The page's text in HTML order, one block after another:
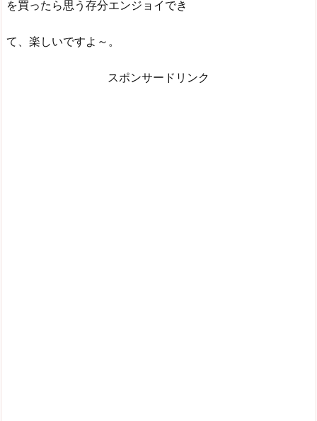
を買ったら思う存分エンジョイでき
て、楽しいですよ～。
スポンサードリンク